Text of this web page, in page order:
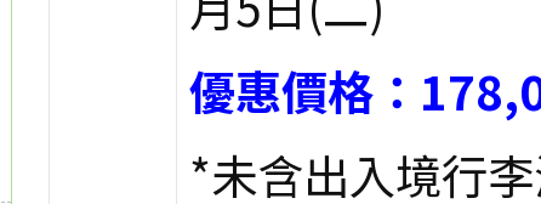
優惠價格：
*未含出入境行